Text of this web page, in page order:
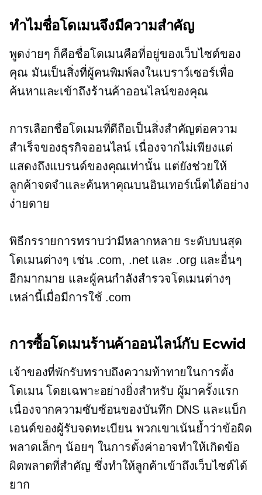
ทำไมชื่อโดเมนจึงมีความสำคัญ
พูดง่ายๆ ก็คือชื่อโดเมนคือที่อยู่ของเว็บไซต์ของ
คุณ มันเป็นสิ่งที่ผู้คนพิมพ์ลงในเบราว์เซอร์เพื่อ
ค้นหาและเข้าถึงร้านค้าออนไลน์ของคุณ
การเลือกชื่อโดเมนที่ดีถือเป็นสิ่งสำคัญต่อความ
สำเร็จของธุรกิจออนไลน์ เนื่องจากไม่เพียงแต่
แสดงถึงแบรนด์ของคุณเท่านั้น แต่ยังช่วยให้
ลูกค้าจดจำและค้นหาคุณบนอินเทอร์เน็ตได้อย่าง
ง่ายดาย
พิธีกรรายการทราบว่ามีหลากหลาย ระดับบนสุด
โดเมนต่างๆ เช่น .com, .net และ .org และอื่นๆ
อีกมากมาย และผู้คนกำลังสำรวจโดเมนต่างๆ
เหล่านี้เมื่อมีการใช้ .com
การซื้อโดเมนร้านค้าออนไลน์กับ Ecwid
เจ้าของที่พักรับทราบถึงความท้าทายในการตั้ง
โดเมน โดยเฉพาะอย่างยิ่งสำหรับ ผู้มาครั้งแรก
เนื่องจากความซับซ้อนของบันทึก DNS และแบ็ก
เอนด์ของผู้รับจดทะเบียน พวกเขาเน้นย้ำว่าข้อผิด
พลาดเล็กๆ น้อยๆ ในการตั้งค่าอาจทำให้เกิดข้อ
ผิดพลาดที่สำคัญ ซึ่งทำให้ลูกค้าเข้าถึงเว็บไซต์ได้
ยาก